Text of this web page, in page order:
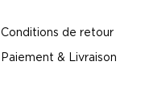
Conditions de retour
Paiement & Livraison